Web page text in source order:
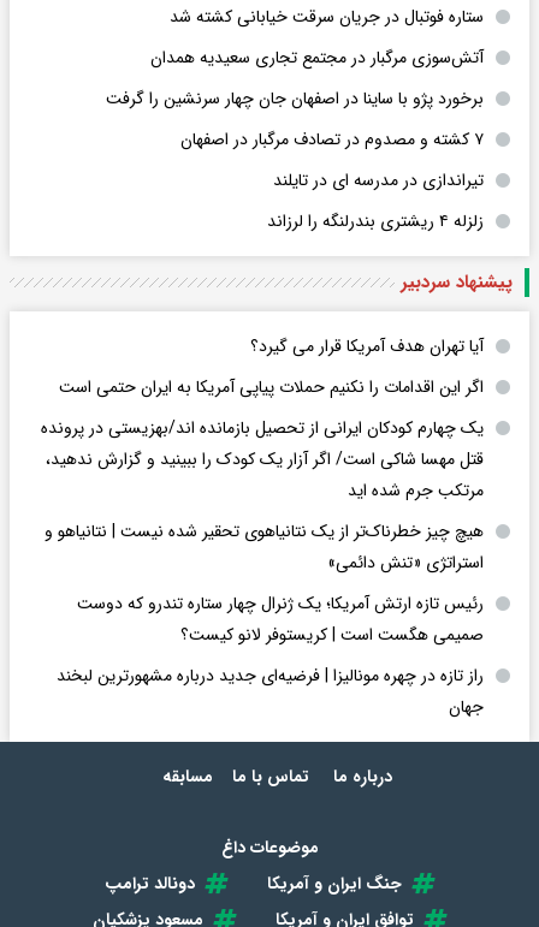
ستاره فوتبال در جریان سرقت خیابانی کشته شد
آتش‌سوزی مرگبار در مجتمع تجاری سعیدیه همدان
برخورد پژو با ساینا در اصفهان جان چهار سرنشین را گرفت
۷ کشته و مصدوم در تصادف مرگبار در اصفهان
تیراندازی در مدرسه ای در تایلند
زلزله ۴ ریشتری بندرلنگه را لرزاند
پیشنهاد سردبیر
آیا تهران هدف آمریکا قرار می گیرد؟
اگر این اقدامات را نکنیم حملات پیاپی آمریکا به ایران حتمی است
یک چهارم کودکان ایرانی از تحصیل بازمانده اند/بهزیستی در پرونده
قتل مهسا شاکی است/ اگر آزار یک کودک را ببینید و گزارش ندهید،
مرتکب جرم شده اید
هیچ چیز خطرناک‌تر از یک نتانیاهوی تحقیر شده نیست | نتانیاهو و
استراتژی «تنش دائمی»
رئیس تازه ارتش آمریکا؛ یک ژنرال چهار ستاره تندرو که دوست
صمیمی هگست است | کریستوفر لانو کیست؟
راز تازه در چهره مونالیزا | فرضیه‌ای جدید درباره مشهورترین لبخند
جهان
درباره ما تماس با ما مسابقه
موضوعات داغ
جنگ ایران و آمریکا
دونالد ترامپ
توافق ایران و آمریکا
مسعود پزشکیان